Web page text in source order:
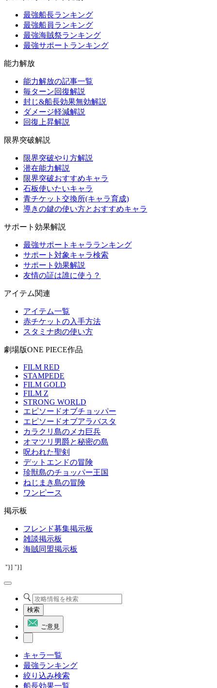
最強船長ランキング
最強船員ランキング
最強海賊祭ランキング
最強サポートランキング
能力解放
能力解放の記事一覧
毎ターン回復解説
封じ&船長効果無効解説
ダメージ軽減解説
回復上昇解説
限界突破解説
限界突破やり方解説
潜在能力解説
限界突破おすすめキャラ
石板使いたいキャラ
青チケット交換所(キャラ育成)
導きの鍵の使い方とおすすめキャラ
サポート効果解説
最強サポートキャラランキング
サポート対象キャラ検索
サポート効果解説
友情の証は誰に使う？
アイテム関連
アイテム一覧
赤チケットの入手方法
スタミナ肉の使い方
劇場版ONE PIECE作品
FILM RED
STAMPEDE
FILM GOLD
FILM Z
STRONG WORLD
エピソードオブチョッパー
エピソードオブアラバスタ
カラクリ島のメカ巨兵
オマツリ男爵と秘密の島
呪われた聖剣
デットエンドの冒険
珍獣島のチョッパー王国
ねじまき島の冒険
ワンピース
掲示板
フレンド募集掲示板
雑談掲示板
海賊同盟掲示板
"}] "}]
検索
ご意見
キャラ一覧
最強ランキング
絞り込み検索
船長効果一覧